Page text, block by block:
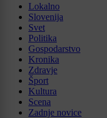
Lokalno
Slovenija
Svet
Politika
Gospodarstvo
Kronika
Zdravje
Šport
Kultura
Scena
Zadnje novice